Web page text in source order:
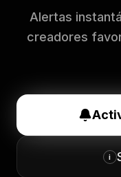
Alertas
creadores
i